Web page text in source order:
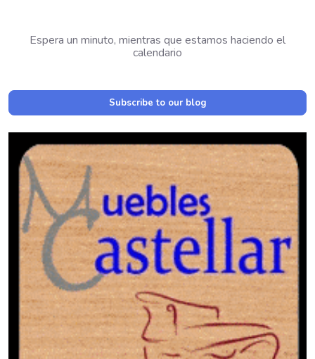
Espera un minuto, mientras que estamos haciendo el
calendario
Subscribe to our blog